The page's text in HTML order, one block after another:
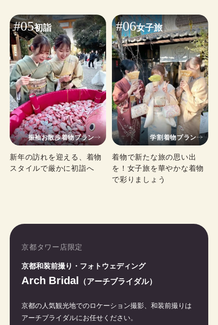
#05初詣
振袖お散歩着物プラン
新年の訪れを迎える、着物
スタイルで厳かに初詣へ
#06女子旅
学割着物プラン
着物で新たな旅の思い出
を！女子旅を華やかな着物
で彩りましょう
京都タワー店限定
京都和装前撮り・フォトウェディング
Arch Bridal （アーチブライダル）
京都の人気観光地でのロケーション撮影、和装前撮りは
アーチブライダルにお任せください。